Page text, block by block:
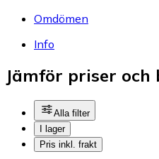
Omdömen
Info
Jämför priser och
Alla filter
I lager
Pris inkl. frakt